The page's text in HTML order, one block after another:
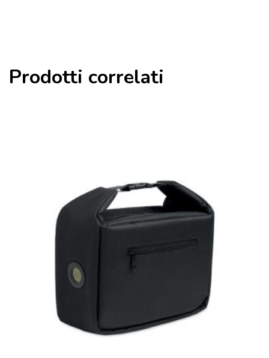
Prodotti correlati